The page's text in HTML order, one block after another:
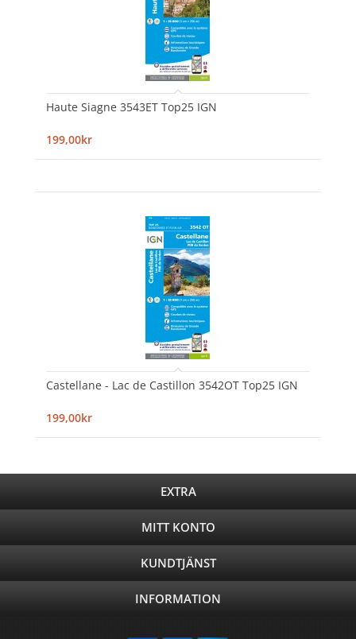
Haute Siagne 3543ET Top25 IGN
199,00kr
Castellane - Lac de Castillon 3542OT Top25 IGN
199,00kr
EXTRA
MITT KONTO
KUNDTJÄNST
INFORMATION